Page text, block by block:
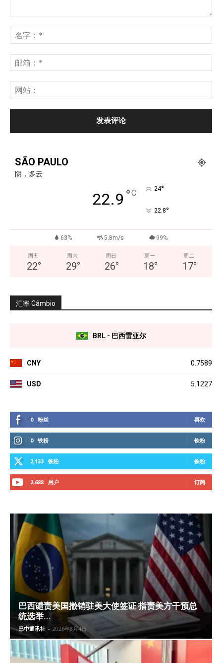
SÃO PAULO
阴，多云
22.9 °C 24°
22.8°
63% 5.8m/s 99%
周五
22°
周六
29°
周日
26°
周一
18°
周二
17°
汇率 Câmbio
BRL - 巴西雷亚尔
CNY 0.7589
USD 5.1227
0 粉丝 喜欢
0 铁粉 铁粉
2,133 铁粉 铁粉
2,688 用户 订阅
巴西谴责美国撤销驻美大使签证 指责美方干预总
统选举...
巴中通讯社 - 2026年8月4日